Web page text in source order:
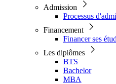
Admission
Processus
Financement
Financer ses
Les diplômes
BTS
Bachelor
MBA